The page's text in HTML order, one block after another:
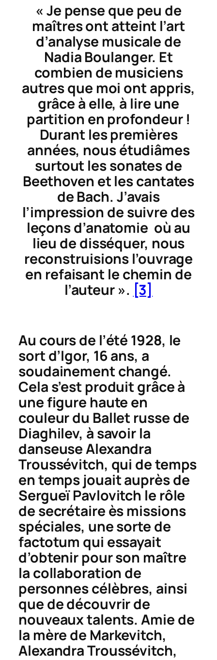
« Je pense que peu de
maîtres ont atteint l’art
d’analyse musicale de
Nadia Boulanger. Et
combien de musiciens
autres que moi ont appris,
grâce à elle, à lire une
partition en profondeur !
Durant les premières
années, nous étudiâmes
surtout les sonates de
Beethoven et les cantates
de Bach. J’avais
l’impression de suivre des
leçons d’anatomie où au
lieu de disséquer, nous
reconstruisions l’ouvrage
en refaisant le chemin de
l’auteur ». [3]
Au cours de l’été 1928, le
sort d’Igor, 16 ans, a
soudainement changé.
Cela s’est produit grâce à
une figure haute en
couleur du Ballet russe de
Diaghilev, à savoir la
danseuse Alexandra
Troussévitch, qui de temps
en temps jouait auprès de
Sergueï Pavlovitch le rôle
de secrétaire ès missions
spéciales, une sorte de
factotum qui essayait
d’obtenir pour son maître
la collaboration de
personnes célèbres, ainsi
que de découvrir de
nouveaux talents. Amie de
la mère de Markevitch,
Alexandra Troussévitch,